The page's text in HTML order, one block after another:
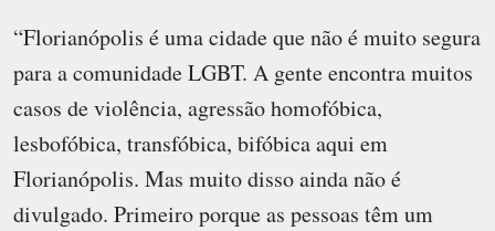
“Florianópolis é uma cidade que não é muito segura
para a comunidade LGBT. A gente encontra muitos
casos de violência, agressão homofóbica,
lesbofóbica, transfóbica, bifóbica aqui em
Florianópolis. Mas muito disso ainda não é
divulgado. Primeiro porque as pessoas têm um